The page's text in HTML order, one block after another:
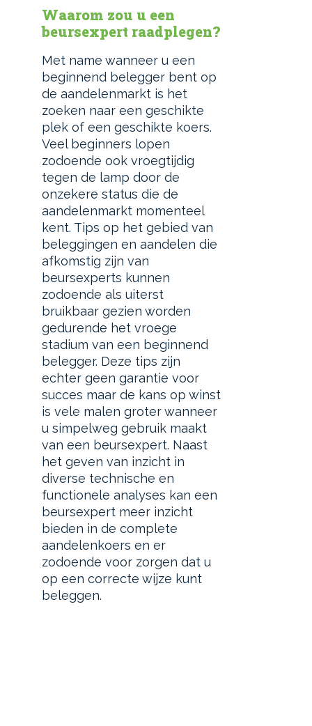
Waarom zou u een
beursexpert raadplegen?
Met name wanneer u een
beginnend belegger bent op
de aandelenmarkt is het
zoeken naar een geschikte
plek of een geschikte koers.
Veel beginners lopen
zodoende ook vroegtijdig
tegen de lamp door de
onzekere status die de
aandelenmarkt momenteel
kent. Tips op het gebied van
beleggingen en aandelen die
afkomstig zijn van
beursexperts kunnen
zodoende als uiterst
bruikbaar gezien worden
gedurende het vroege
stadium van een beginnend
belegger. Deze tips zijn
echter geen garantie voor
succes maar de kans op winst
is vele malen groter wanneer
u simpelweg gebruik maakt
van een beursexpert. Naast
het geven van inzicht in
diverse technische en
functionele analyses kan een
beursexpert meer inzicht
bieden in de complete
aandelenkoers en er
zodoende voor zorgen dat u
op een correcte wijze kunt
beleggen.